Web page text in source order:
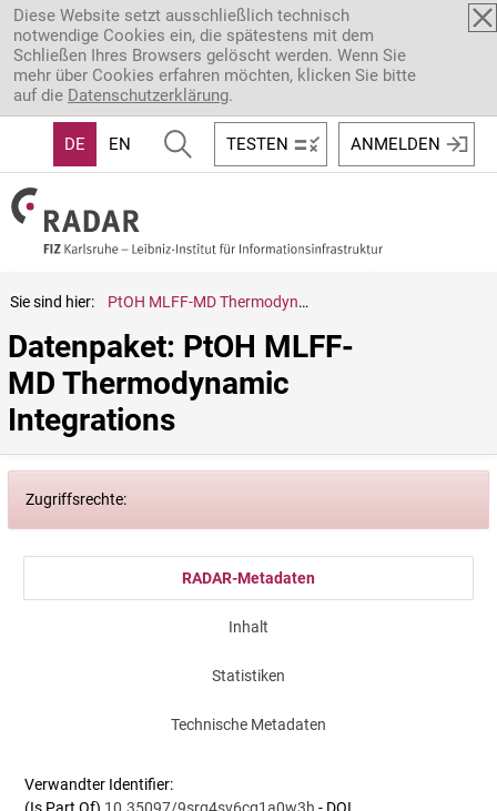
Direkt zum Inhalt
Diese Website setzt ausschließlich technisch
notwendige Cookies ein, die spätestens mit dem
Schließen Ihres Browsers gelöscht werden. Wenn Sie
mehr über Cookies erfahren möchten, klicken Sie bitte
auf die Datenschutzerklärung.
DE EN TESTEN ANMELDEN
Sie sind hier: PtOH MLFF-MD Thermodynamic Integrations
Datenpaket: PtOH MLFF-
MD Thermodynamic
Integrations
Zugriffsrechte:
RADAR-Metadaten
Inhalt
Statistiken
Technische Metadaten
Verwandter Identifier: